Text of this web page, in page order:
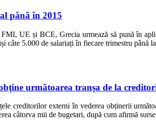
până în 2015
UE și BCE, Grecia urmează să pună în
câte 5.000 de salariați în fiecare trimestru
următoarea tranşa de la
creditorilor externi în vederea obținerii
câtorva mii de bugetari, după cum afirmă